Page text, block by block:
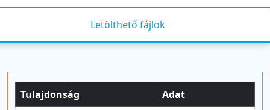
Letölthető fájlok
Tulajdonság Adat